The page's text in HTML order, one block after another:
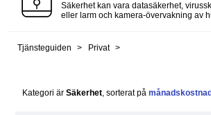
Säkerhet kan vara datasäkerhet,
eller larm och kamera-övervakning av
Tjänsteguiden Privat
Kategori är Säkerhet , sorterat på